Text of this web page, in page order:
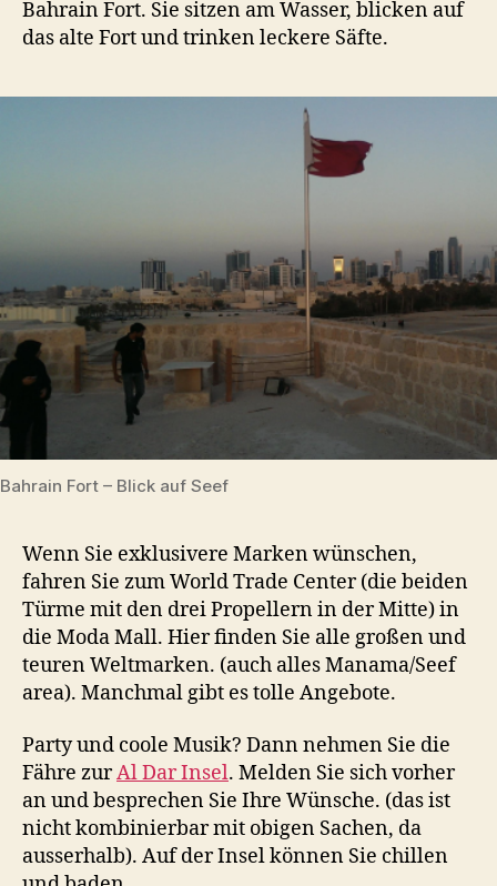
Bahrain Fort. Sie sitzen am Wasser, blicken auf
das alte Fort und trinken leckere Säfte.
Bahrain Fort – Blick auf Seef
Wenn Sie exklusivere Marken wünschen,
fahren Sie zum World Trade Center (die beiden
Türme mit den drei Propellern in der Mitte) in
die Moda Mall. Hier finden Sie alle großen und
teuren Weltmarken. (auch alles Manama/Seef
area). Manchmal gibt es tolle Angebote.
Party und coole Musik? Dann nehmen Sie die
Fähre zurAl Dar Insel. Melden Sie sich vorher
an und besprechen Sie Ihre Wünsche. (das ist
nicht kombinierbar mit obigen Sachen, da
ausserhalb). Auf der Insel können Sie chillen